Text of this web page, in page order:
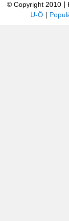
© Copyright 2010
U-Ö